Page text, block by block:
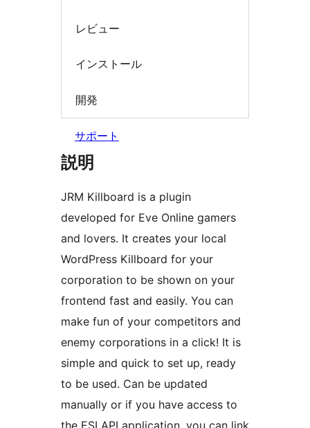
レビュー
インストール
開発
サポート
説明
JRM Killboard is a plugin
developed for Eve Online gamers
and lovers. It creates your local
WordPress Killboard for your
corporation to be shown on your
frontend fast and easily. You can
make fun of your competitors and
enemy corporations in a click! It is
simple and quick to set up, ready
to be used. Can be updated
manually or if you have access to